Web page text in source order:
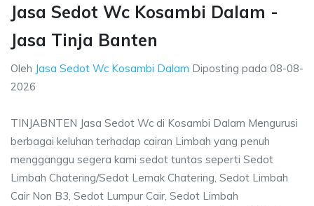
Jasa Sedot Wc Kosambi Dalam -
Jasa Tinja Banten
Oleh Jasa Sedot Wc Kosambi Dalam Diposting pada 08-08-
2026
TINJABNTEN Jasa Sedot Wc di Kosambi Dalam Mengurusi
berbagai keluhan terhadap cairan Limbah yang penuh
mengganggu segera kami sedot tuntas seperti Sedot
Limbah Chatering/Sedot Lemak Chatering, Sedot Limbah
Cair Non B3, Sedot Lumpur Cair, Sedot Limbah